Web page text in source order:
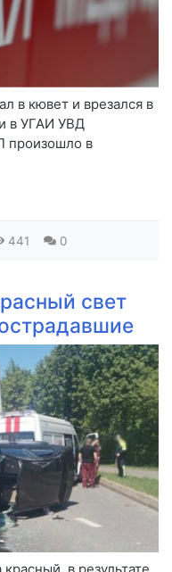
в кювет и врезался в
в УГАИ УВД
произошло в
441 0
свет